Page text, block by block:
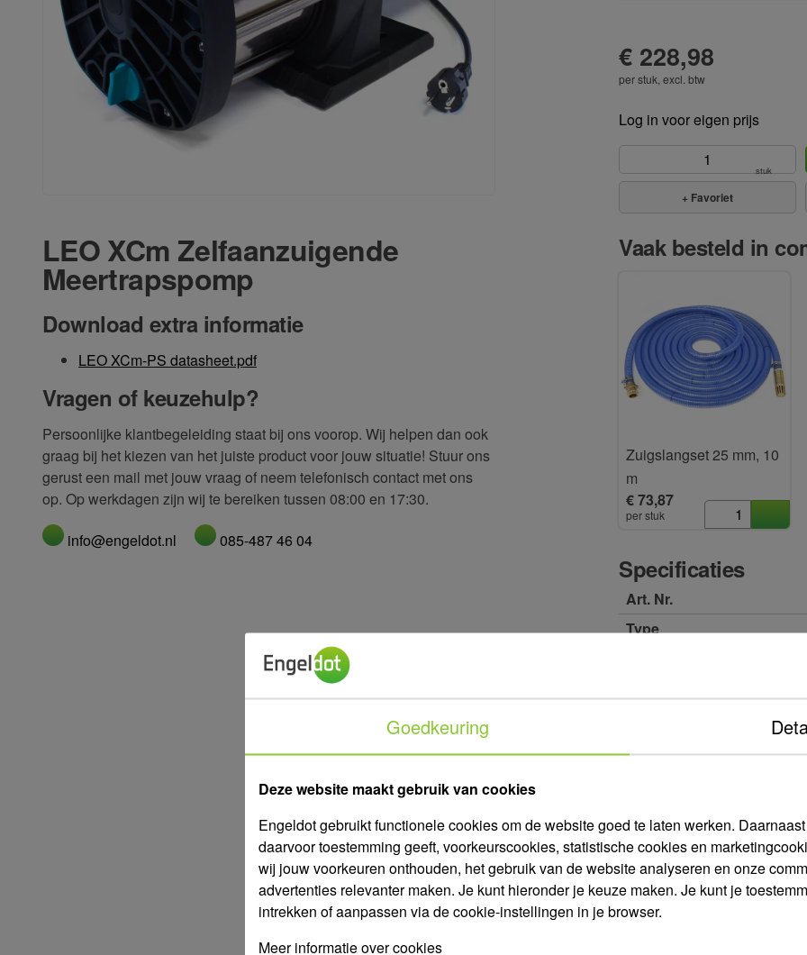
te bieden. Alle producten
€ 228,98
per stuk, excl. btw
Log in voor eigen prijs
stuk
+ Favoriet
LEO XCm Zelfaanzuigende
Meertrapspomp
Download extra informatie
LEO XCm-PS datasheet.pdf
Vragen of keuzehulp?
Persoonlijke klantbegeleiding staat bij ons voorop. Wij helpen dan ook
graag bij het kiezen van het juiste product voor jouw situatie! Stuur ons
gerust een mail met jouw vraag of neem telefonisch contact met ons
op. Op werkdagen zijn wij te bereiken tussen 08:00 en 17:30.
info@engeldot.nl
085-487 46 04
Vaak besteld in
Zuigslangset 25 mm, 10
m
€ 73,87
per stuk
Specificaties
Art. Nr.
Type
Binnendraad
Kw
Materiaal
Goedkeuring
Deze website maakt gebruik van cookies
Engeldot gebruikt functionele cookies om de website goed te laten werken.
daarvoor toestemming geeft, voorkeurscookies, statistische cookies en
wij jouw voorkeuren onthouden, het gebruik van de website analyseren en onze
advertenties relevanter maken. Je kunt hieronder je keuze maken. Je kunt je
intrekken of aanpassen via de cookie-instellingen in je browser.
Meer informatie over cookies